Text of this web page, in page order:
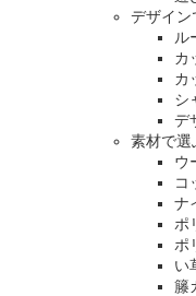
デザイン
ル
カ
カ
シ
デ
素材で選
ウ
コ
ナ
ポ
ポ
い
籐